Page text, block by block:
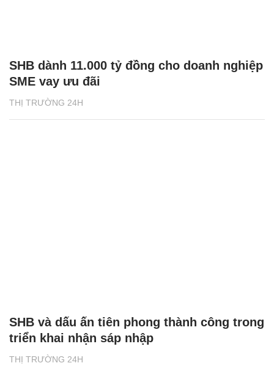
THỊ TRƯỜNG 24H
SHB dành 11.000 tỷ đồng cho doanh nghiệp
SME vay ưu đãi
THỊ TRƯỜNG 24H
SHB và dấu ấn tiên phong thành công trong
triển khai nhận sáp nhập